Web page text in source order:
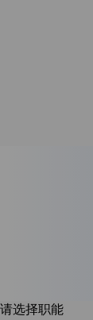
请选择职能